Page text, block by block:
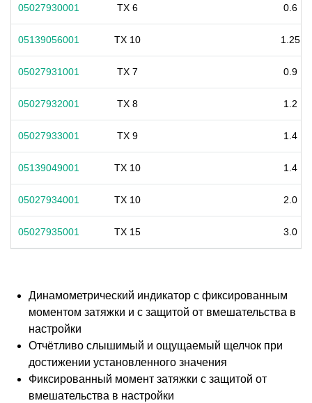
05027930001 TX 6 0.6
05139056001 TX 10 1.25
05027931001 TX 7 0.9
05027932001 TX 8 1.2
05027933001 TX 9 1.4
05139049001 TX 10 1.4
05027934001 TX 10 2.0
05027935001 TX 15 3.0
Динамометрический индикатор с фиксированным
моментом затяжки и с защитой от вмешательства в
настройки
Отчётливо слышимый и ощущаемый щелчок при
достижении установленного значения
Фиксированный момент затяжки с защитой от
вмешательства в настройки